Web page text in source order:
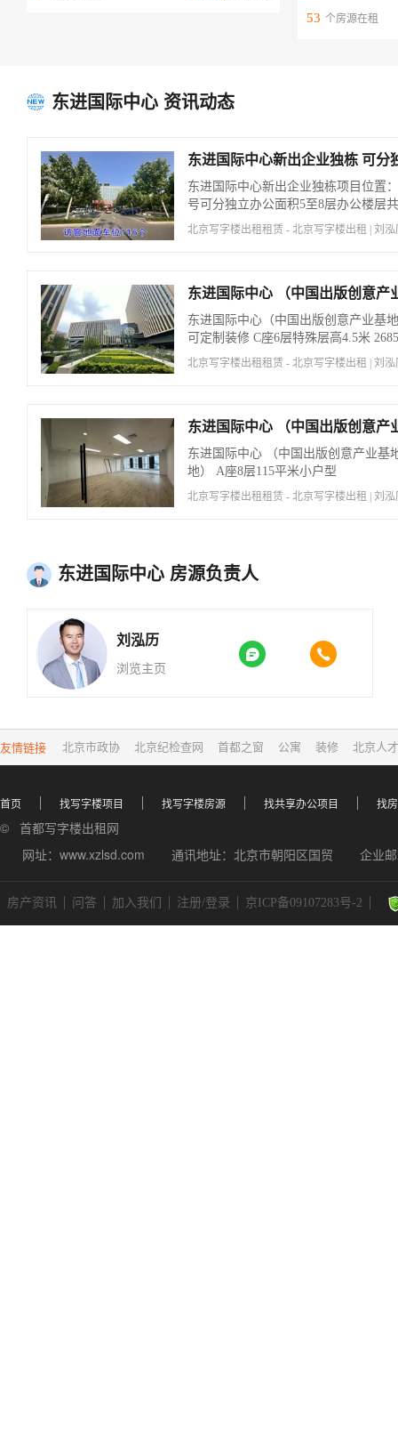
53 个房源在租
 东进国际中心 资讯动态
东进国际中心新出企业独栋项目位置
号可分独立办公面积5至8层办公楼层
堂）
北京写字楼出租租赁 - 北京写字楼出租 | 刘泓
东进国际中心（中国出版创意产业基
可定制装修 C座6层特殊层高4.5米
北京写字楼出租租赁 - 北京写字楼出租 | 刘泓
东进国际中心 （中国出版创意产业基
地） A座8层115平米小户型
北京写字楼出租租赁 - 北京写字楼出租 | 刘泓
东进国际中心 房源负责人
刘泓历
浏览主页
 
友情链接 北京市政协 北京纪检查网 首都之窗 公寓 装修 北京人
首页 找写字楼项目 找写字楼房源 找共享办公项目 找
© 首都写字楼出租网
网址：www.xzlsd.com
通讯地址：北京市朝阳区国贸 企业
房产资讯 问答 加入我们 注册/登录 京ICP备09107283号-2